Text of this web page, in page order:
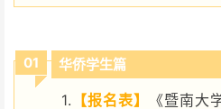
01 华侨学生篇
1. 【报名表】
《暨南大